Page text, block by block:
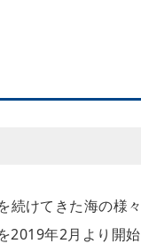
続けてきた海の様々
2019年2月より開始